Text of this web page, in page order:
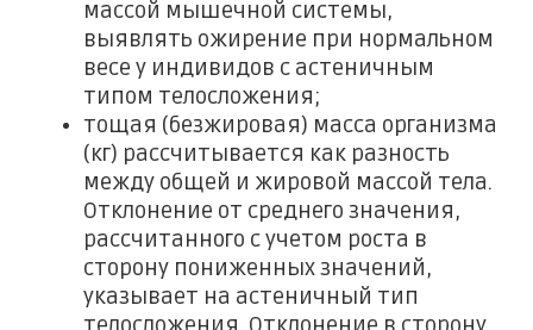
массой мышечной системы,
выявлять ожирение при нормальном
весе у индивидов с астеничным
типом телосложения;
тощая (безжировая) масса организма
(кг) рассчитывается как разность
между общей и жировой массой тела.
Отклонение от среднего значения,
рассчитанного с учетом роста в
сторону пониженных значений,
указывает на астеничный тип